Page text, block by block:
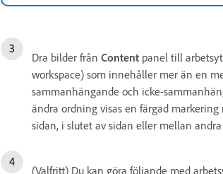
Dra bilder från Content panel till
workspace) som innehåller mer än en
sammanhängande och icke-
ändra ordning visas en färgad
sidan, i slutet av sidan eller mellan andra
(Valfritt) Du kan göra följande med